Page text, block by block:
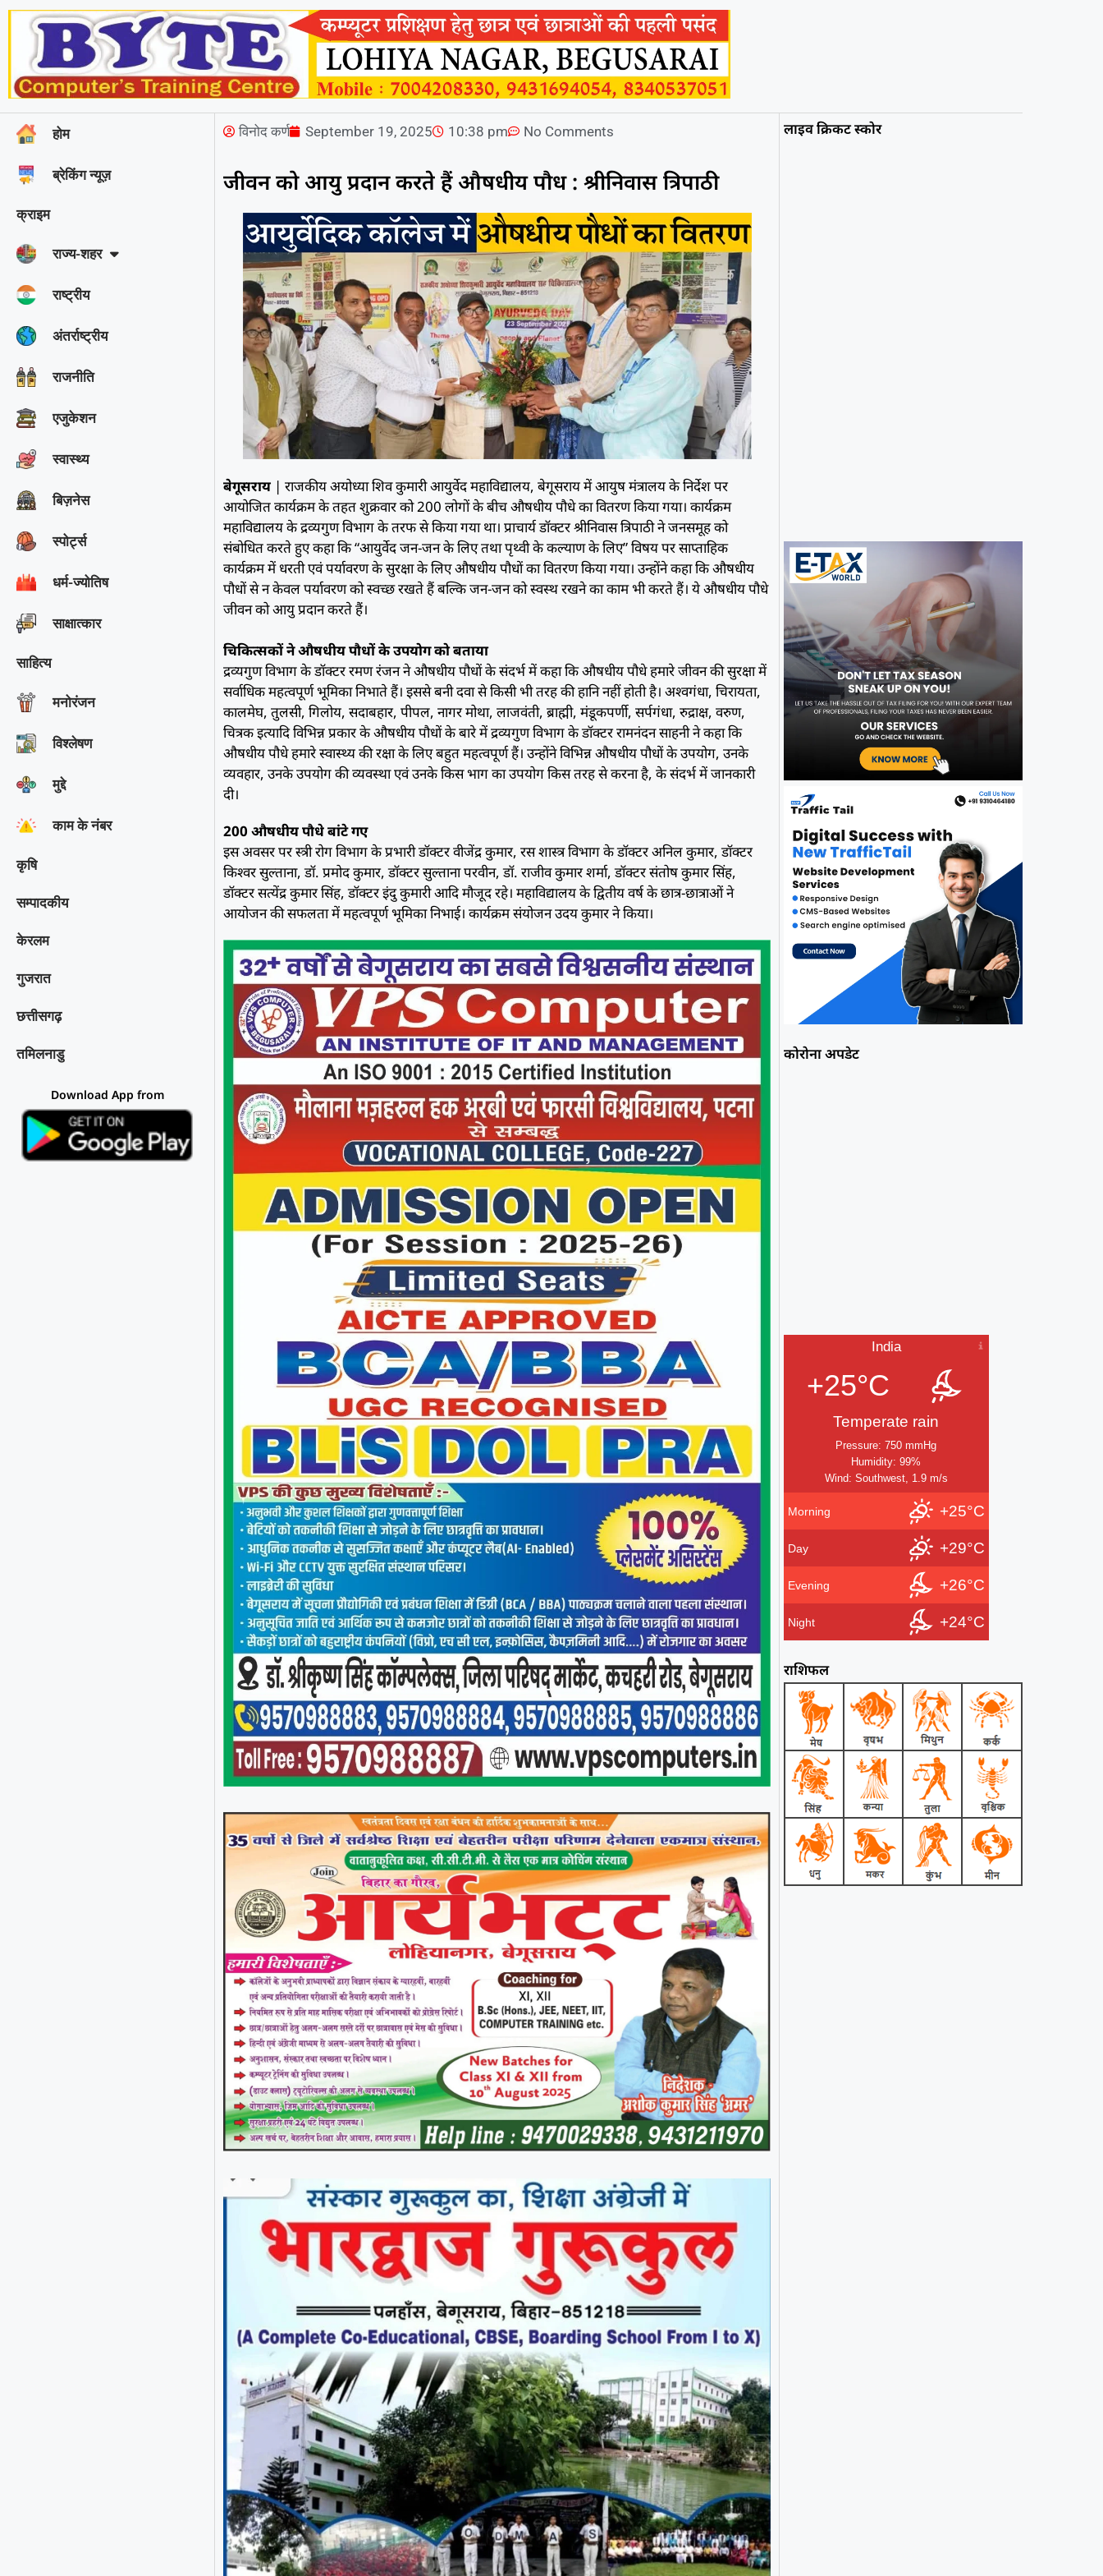
होम
ब्रेकिंग न्यूज़
क्राइम
राज्‍य-शहर
राष्ट्रीय
अंतर्राष्ट्रीय
राजनीति
एजुकेशन
स्वास्थ्य
बिज़नेस
स्पोर्ट्स
धर्म-ज्योतिष
साक्षात्‍कार
साहित्य
मनोरंजन
विश्‍लेषण
मुद्दे
काम के नंबर
कृषि
सम्पादकीय
केरलम
गुजरात
छत्तीसगढ़
तमिलनाडु
Download App from
विनोद कर्ण September 19, 2025 10:38 pm No Comments
जीवन को आयु प्रदान करते हैं औषधीय पौध : श्रीनिवास त्रिपाठी
बेगूसराय | राजकीय अयोध्या शिव कुमारी आयुर्वेद महाविद्यालय, बेगूसराय में आयुष मंत्रालय के निर्देश पर
आयोजित कार्यक्रम के तहत शुक्रवार को 200 लोगों के बीच औषधीय पौधे का वितरण किया गया। कार्यक्रम
महाविद्यालय के द्रव्यगुण विभाग के तरफ से किया गया था। प्राचार्य डॉक्टर श्रीनिवास त्रिपाठी ने जनसमूह को
संबोधित करते हुए कहा कि “आयुर्वेद जन-जन के लिए तथा पृथ्वी के कल्याण के लिए” विषय पर साप्ताहिक
कार्यक्रम में धरती एवं पर्यावरण के सुरक्षा के लिए औषधीय पौधों का वितरण किया गया। उन्होंने कहा कि औषधीय
पौधों से न केवल पर्यावरण को स्वच्छ रखते हैं बल्कि जन-जन को स्वस्थ रखने का काम भी करते हैं। ये औषधीय पौधे
जीवन को आयु प्रदान करते हैं।
चिकित्सकों ने औषधीय पौधों के उपयोग को बताया
द्रव्यगुण विभाग के डॉक्टर रमण रंजन ने औषधीय पौधों के संदर्भ में कहा कि औषधीय पौधे हमारे जीवन की सुरक्षा में
सर्वाधिक महत्वपूर्ण भूमिका निभाते हैं। इससे बनी दवा से किसी भी तरह की हानि नहीं होती है। अश्वगंधा, चिरायता,
कालमेघ, तुलसी, गिलोय, सदाबहार, पीपल, नागर मोथा, लाजवंती, ब्राह्मी, मंडूकपर्णी, सर्पगंधा, रुद्राक्ष, वरुण,
चित्रक इत्यादि विभिन्न प्रकार के औषधीय पौधों के बारे में द्रव्यगुण विभाग के डॉक्टर रामनंदन साहनी ने कहा कि
औषधीय पौधे हमारे स्वास्थ्य की रक्षा के लिए बहुत महत्वपूर्ण हैं। उन्होंने विभिन्न औषधीय पौधों के उपयोग, उनके
व्यवहार, उनके उपयोग की व्यवस्था एवं उनके किस भाग का उपयोग किस तरह से करना है, के संदर्भ में जानकारी
दी।
200 औषधीय पौधे बांटे गए
इस अवसर पर स्त्री रोग विभाग के प्रभारी डॉक्टर वीजेंद्र कुमार, रस शास्त्र विभाग के डॉक्टर अनिल कुमार, डॉक्टर
किश्वर सुल्ताना, डॉ. प्रमोद कुमार, डॉक्टर सुल्ताना परवीन, डॉ. राजीव कुमार शर्मा, डॉक्टर संतोष कुमार सिंह,
डॉक्टर सत्येंद्र कुमार सिंह, डॉक्टर इंदु कुमारी आदि मौजूद रहे। महाविद्यालय के द्वितीय वर्ष के छात्र-छात्राओं ने
आयोजन की सफलता में महत्वपूर्ण भूमिका निभाई। कार्यक्रम संयोजन उदय कुमार ने किया।
लाइव क्रिकट स्कोर
कोरोना अपडेट
India
+25°C
Temperate rain
Pressure: 750 mmHg
Humidity: 99%
Wind: Southwest, 1.9 m/s
Morning +25°C
Day +29°C
Evening +26°C
Night +24°C
राशिफल